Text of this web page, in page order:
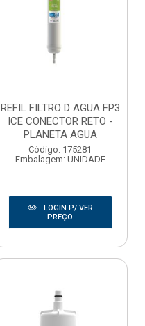
REFIL FILTRO D AGUA FP3
ICE CONECTOR RETO -
PLANETA AGUA
Código: 175281
Embalagem: UNIDADE
LOGIN P/ VER
PREÇO